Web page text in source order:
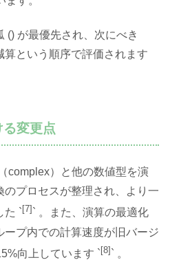
() が最優先され、次にべき
という順序で評価されます
変更点
complex）と他の数値型を演
プロセスが整理され、より一
た `[7] ` 。また、演算の最適化
ープ内での計算速度が旧バージ
向上しています `[8] ` 。